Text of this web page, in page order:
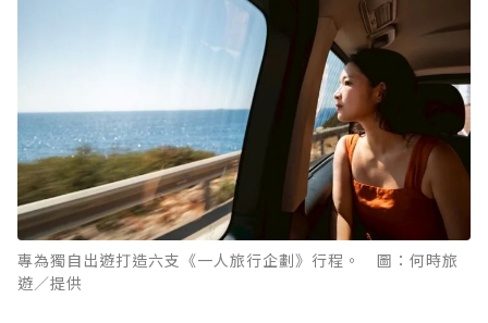
專為獨自出遊打造六支《一人旅行企劃》行程。 圖：何時旅
遊／提供